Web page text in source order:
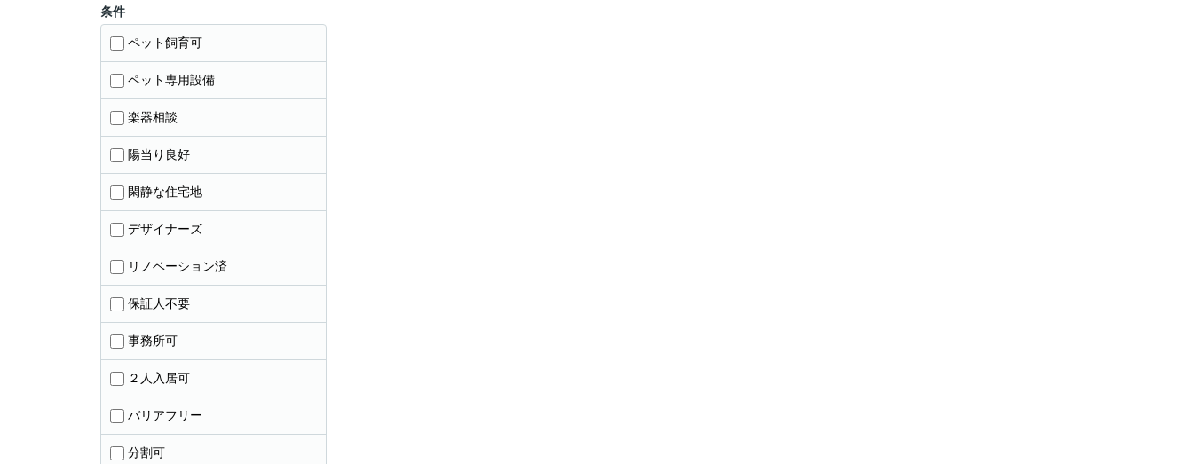
条件
ペット飼育可
ペット専用設備
楽器相談
陽当り良好
閑静な住宅地
デザイナーズ
リノベーション済
保証人不要
事務所可
２人入居可
バリアフリー
分割可